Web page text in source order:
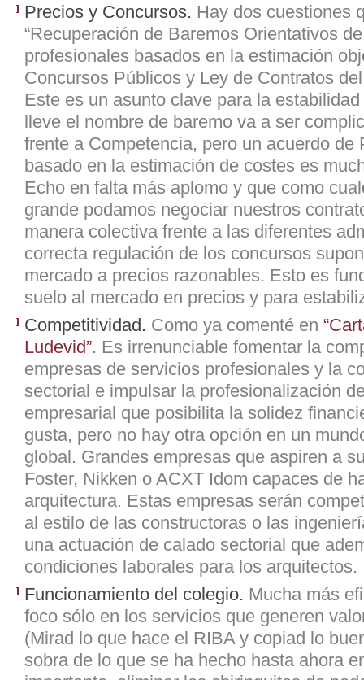
Precios y Concursos. Hay dos cuestiones
“Recuperación de Baremos Orientativos
profesionales basados en la estimación
Concursos Públicos y Ley de Contratos
Este es un asunto clave para la
lleve el nombre de baremo va a ser
frente a Competencia, pero un acuerdo de
basado en la estimación de costes es
Echo en falta más aplomo y que como
grande podamos negociar nuestros
manera colectiva frente a las diferentes
correcta regulación de los concursos
mercado a precios razonables. Esto es
suelo al mercado en precios y para
Competitividad. Como ya comenté en
Ludevid”. Es irrenunciable fomentar la
empresas de servicios profesionales y la
sectorial e impulsar la profesionalización
empresarial que posibilita la solidez
gusta, pero no hay otra opción en un
global. Grandes empresas que aspiren a
Foster, Nikken o ACXT Idom capaces de
arquitectura. Estas empresas serán
al estilo de las constructoras o las
una actuación de calado sectorial que
condiciones laborales para los arquitectos.
Funcionamiento del colegio. Mucha más
foco sólo en los servicios que generen
(Mirad lo que hace el RIBA y copiad lo
sobra de lo que se ha hecho hasta ahora